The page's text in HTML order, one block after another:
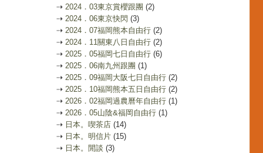
⇢ 2024．03東京賞櫻跟團 (2)
⇢ 2024．06東京快閃 (3)
⇢ 2024．07福岡熊本自由行 (2)
⇢ 2024．11關東八日自由行 (2)
⇢ 2025．05福岡七日自由行 (6)
⇢ 2025．06南九州跟團 (1)
⇢ 2025．09福岡大阪七日自由行 (2)
⇢ 2025．10福岡熊本五日自由行 (2)
⇢ 2026．02福岡過農曆年自由行 (1)
⇢ 2026．05山陰&福岡自由行 (1)
⇢ 日本。喫茶店 (14)
⇢ 日本。明信片 (15)
⇢ 日本。閒談 (3)